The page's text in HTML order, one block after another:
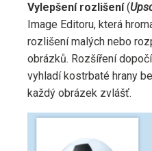
Vylepšení rozlišení(
Image Editoru, která
rozlišení malých nebo
obrázků. Rozšíření
vyhladí kostrbaté hrany
každý obrázek zvlášť.